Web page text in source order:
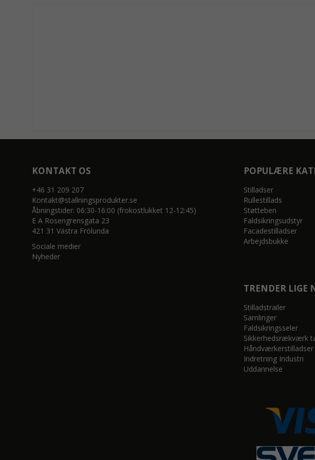
KONTAKT OS
+46 31 209 207
Kontakt@stallningsprodukter.se
Åbningstider: 06:30-16:00 (frokostlukket 12-12:45)
E A Rosengrensgata 23
421 31 Västra Frölunda
Sociale medier
Nyheder
POPULÆRE
Stilladser
Rullestillads
Støtteben
Faldsikringsudstyr
Facadestilladser
Arbejdsbukke
TRENDER LIGE
Stilladstrailer
Samlinger
Faldsikringsseler
Sikkerhedsrækværk
Håndværkerstilladser
Indretning Industri
Uddannelse